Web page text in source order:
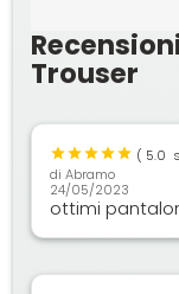
Trouser
( 5.0
diAbramo
24/05/2023
ottimi